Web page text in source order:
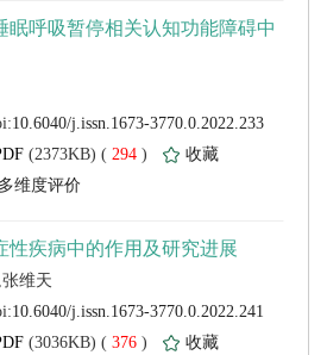
294 )
376 )